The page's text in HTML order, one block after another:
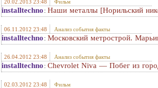
20.02.2013 23:48 Фильм
installtechno : Наши металлы [Норильский
06.11.2012 23:48 Анализ события факты
installtechno : Московский метрострой.
26.04.2012 23:48 Анализ события факты
installtechno : Chevrolet Niva — Побег из
02.03.2012 23:48 Фильм